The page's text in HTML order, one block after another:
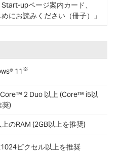
upページ案内カード、
めにお読みください（冊子）」
11 ※
2 Duo 以上 (Core™ i5以
奨)
上のRAM (2GB以上を推奨)
ピクセル以上を推奨